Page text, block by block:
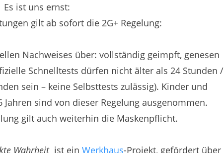
Es ist uns ernst:
gilt ab sofort die 2G+ Regelung:
Nachweises über: vollständig geimpft, genesen
Schnelltests dürfen nicht älter als 24 Stunden /
sein – keine Selbsttests zulässig). Kinder und
sind von dieser Regelung ausgenommen.
gilt auch weiterhin die Maskenpflicht.
Wahrheit ist ein Werkhaus-Projekt, gefördert über